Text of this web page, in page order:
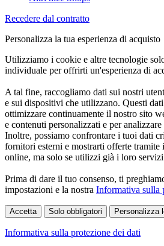
Recedere dal contratto
Personalizza la tua esperienza di acquisto
Utilizziamo i cookie e altre tecnologie
individuale per offrirti un'esperienza di
A tal fine, raccogliamo dati sui nostri
e sui dispositivi che utilizzano. Questi
ottimizzare continuamente il nostro sito
e contenuti personalizzati e per
Inoltre, possiamo confrontare i tuoi dati
fornitori esterni e mostrarti offerte
online, ma solo se utilizzi già i loro
Prima di dare il tuo consenso, ti
impostazioni e la nostra Informativa sulla
Accetta Solo obbligatori Personalizza
Informativa sulla protezione dei dati